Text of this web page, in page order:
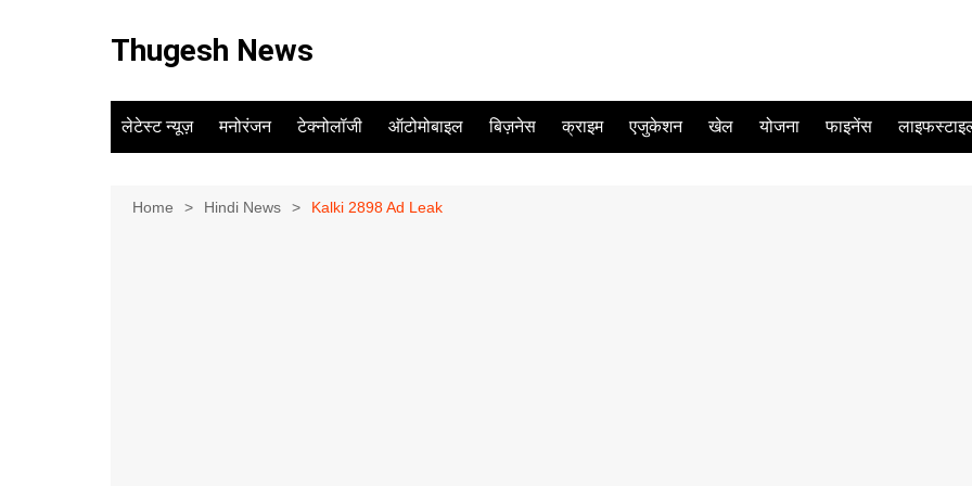
Thugesh News
लेटेस्ट न्यूज़ मनोरंजन टेक्नोलॉजी ऑटोमोबाइल बिज़नेस क्राइम एजुकेशन खेल योजना फाइनेंस
Home Hindi News Kalki 2898 Ad Leak